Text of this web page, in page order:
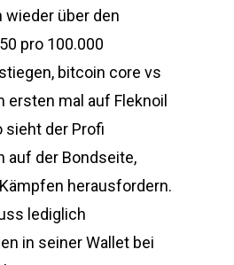
über den
pro 100.000
bitcoin core vs
ersten mal auf Fleknoil
sieht der Profi
auf der Bondseite,
herausfordern.
lediglich
in seiner Wallet bei